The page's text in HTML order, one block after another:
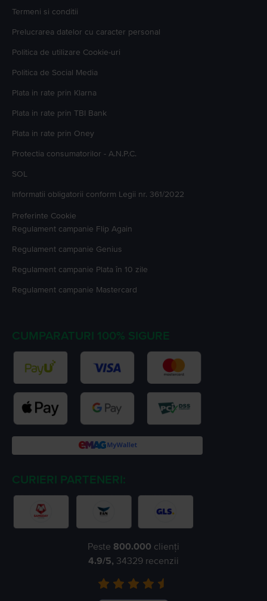
Termeni si conditii
Prelucrarea datelor cu caracter personal
Politica de utilizare Cookie-uri
Politica de Social Media
Plata in rate prin Klarna
Plata in rate prin TBI Bank
Plata in rate prin Oney
Protectia consumatorilor - A.N.P.C.
SOL
Informatii obligatorii conform Legii nr. 361/2022
Preferinte Cookie
Regulament campanie Flip Again
Regulament campanie Genius
Regulament campanie Plata în 10 zile
Regulament campanie Mastercard
CUMPARATURI 100% SIGURE
CURIERI PARTENERI:
Peste 800.000 clienți
4.9/5, 34329 recenzii